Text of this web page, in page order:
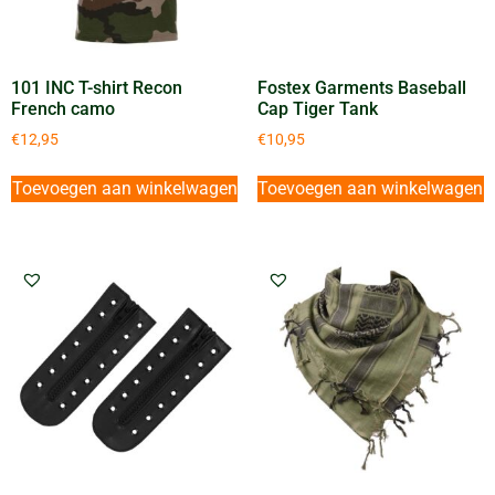
101 INC T-shirt Recon
French camo
€12,95
Toevoegen aan winkelwagen
Fostex Garments Baseball
Cap Tiger Tank
€10,95
Toevoegen aan winkelwagen